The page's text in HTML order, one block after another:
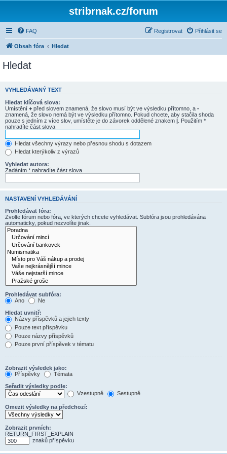
stribrnak.cz/forum
FAQ Přihlásit se
Registrovat
Obsah fóra Hledat
Hledat
VYHLEDÁVANÝ TEXT
Hledat klíčová slova:
Umístění + před slovem znamená, že slovo musí být ve výsledku přítomno, a -
znamená, že slovo nemá být ve výsledku přítomno. Pokud chcete, aby stačila shoda
pouze s jedním z více slov, umístěte je do závorek oddělené znakem | . Použitím *
nahradíte část slova
Hledat všechny výrazy nebo přesnou shodu s dotazem
Hledat kterýkoliv z výrazů
Vyhledat autora:
Zadáním * nahradíte část slova
NASTAVENÍ VYHLEDÁVÁNÍ
Prohledávat fóra:
Zvolte fórum nebo fóra, ve kterých chcete vyhledávat. Subfóra jsou prohledávána
automaticky, pokud nezvolíte jinak.
Prohledávat subfóra:
Ano
Ne
Hledat uvnitř:
Názvy příspěvků a jejich texty
Pouze text příspěvku
Pouze názvy příspěvků
Pouze první příspěvek v tématu
Zobrazit výsledek jako:
Příspěvky
Témata
Seřadit výsledky podle:
Vzestupně
Sestupně
Omezit výsledky na předchozí:
Zobrazit prvních:
RETURN_FIRST_EXPLAIN
znaků příspěvku